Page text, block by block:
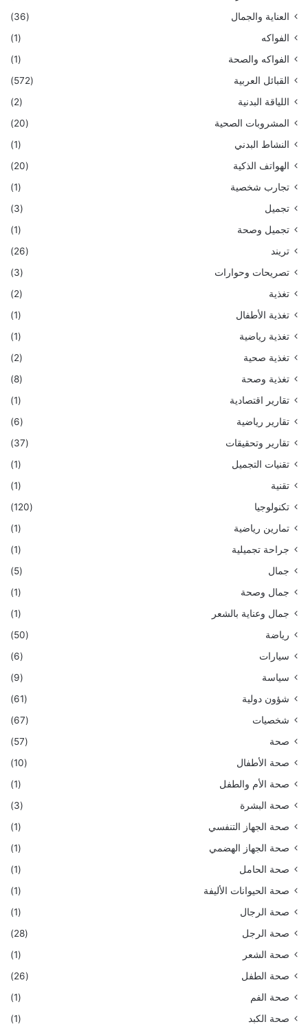
العناية والجمال
(36)
الفواكه
(1)
الفواكه والصحة
(1)
القبائل العربية
(572)
اللياقة البدنية
(2)
المشروبات الصحية
(20)
النشاط البدني
(1)
الهواتف الذكية
(20)
تجارب شخصية
(1)
تجميل
(3)
تجميل وصحة
(1)
تريند
(26)
تصريحات وحوارات
(3)
تغذية
(2)
تغذية الأطفال
(1)
تغذية رياضية
(1)
تغذية صحية
(2)
تغذية وصحة
(8)
تقارير اقتصادية
(1)
تقارير رياضية
(6)
تقارير وتحقيقات
(37)
تقنيات التجميل
(1)
تقنية
(1)
تكنولوجيا
(120)
تمارين رياضية
(1)
جراحة تجميلية
(1)
جمال
(5)
جمال وصحة
(1)
جمال وعناية بالشعر
(1)
رياضة
(50)
سيارات
(6)
سياسة
(9)
شؤون دولية
(61)
شخصيات
(67)
صحة
(57)
صحة الأطفال
(10)
صحة الأم والطفل
(1)
صحة البشرة
(3)
صحة الجهاز التنفسي
(1)
صحة الجهاز الهضمي
(1)
صحة الحامل
(1)
صحة الحيوانات الأليفة
(1)
صحة الرجال
(1)
صحة الرجل
(28)
صحة الشعر
(1)
صحة الطفل
(26)
صحة الفم
(1)
صحة الكبد
(1)